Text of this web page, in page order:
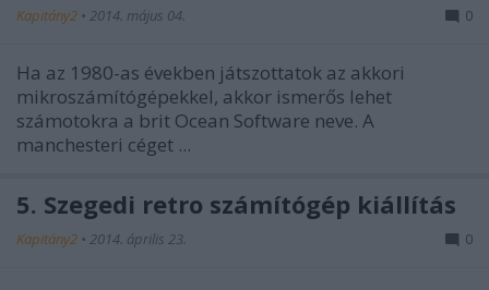
Kapitány2 • 2014. május 04. 0
Ha az 1980-as években játszottatok az akkori
mikroszámítógépekkel, akkor ismerős lehet
számotokra a brit Ocean Software neve. A
manchesteri céget ...
5. Szegedi retro számítógép kiállítás
Kapitány2 • 2014. április 23. 0